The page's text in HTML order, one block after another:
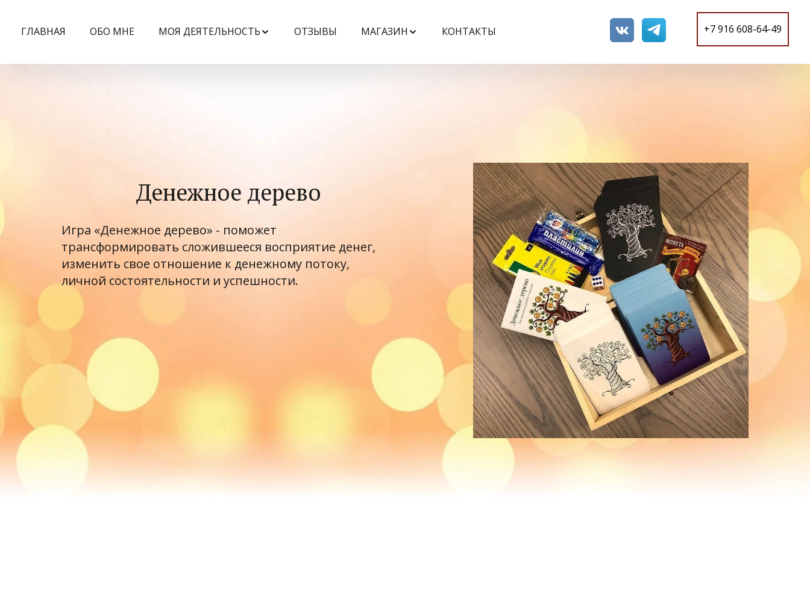
ГЛАВНАЯ ОБО МНЕ МОЯ ДЕЯТЕЛЬНОСТЬ ОТЗЫВЫ МАГАЗИН КОНТАКТЫ +7 916 608-64-49
Денежное дерево
Игра «Денежное дерево» - поможет
трансформировать сложившееся восприятие денег,
изменить свое отношение к денежному потоку,
личной состоятельности и успешности.